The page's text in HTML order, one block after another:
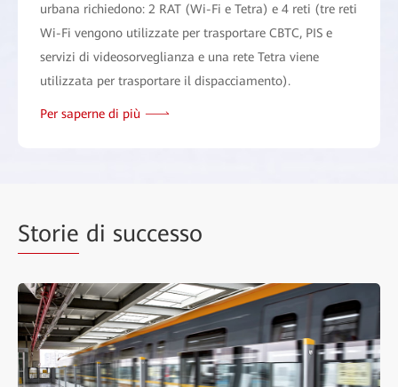
urbana richiedono: 2 RAT (Wi-Fi e Tetra) e 4 reti (tre reti
Wi-Fi vengono utilizzate per trasportare CBTC, PIS e
servizi di videosorveglianza e una rete Tetra viene
utilizzata per trasportare il dispacciamento).
Per saperne di più
Storie di successo